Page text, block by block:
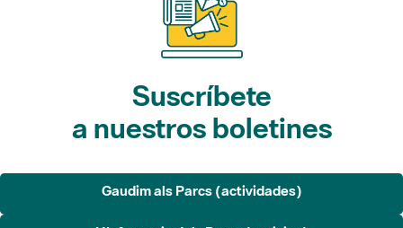
Suscríbete
a nuestros boletines
Gaudim als Parcs (actividades)